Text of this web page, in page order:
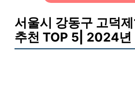
서울시 강동구 고덕
추천 TOP 5| 2024년